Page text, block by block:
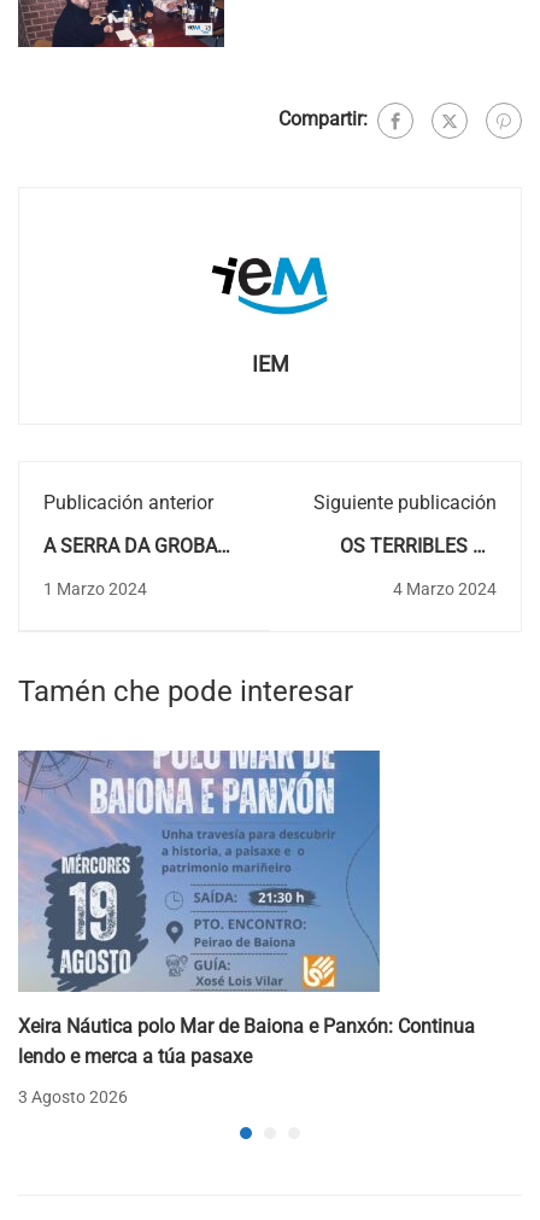
Compartir:
IEM
Publicación anterior
A SERRA DA GROBA
1 Marzo 2024
Siguiente publicación
OS TERRIBLES DE
4 Marzo 2024
Tamén che pode interesar
Xeira Náutica polo Mar de Baiona e Panxón: Continua
lendo e merca a túa pasaxe
3 Agosto 2026